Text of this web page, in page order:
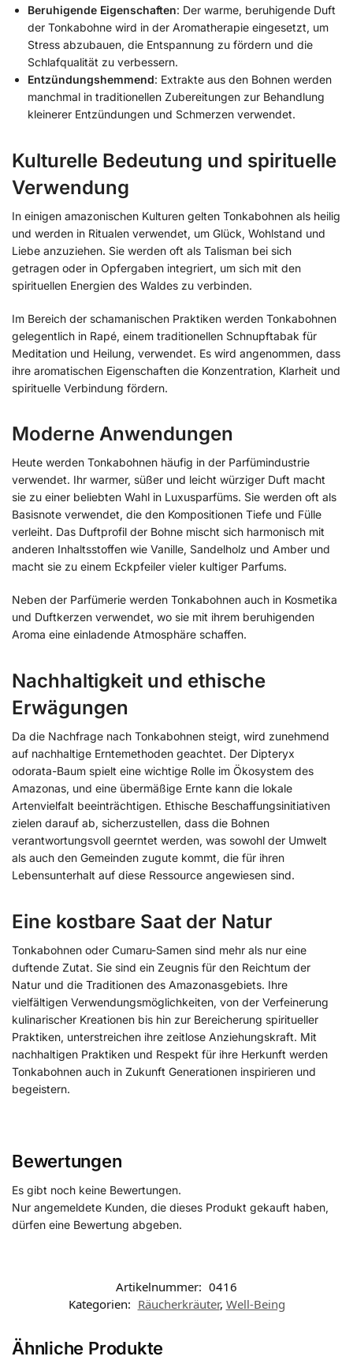
Beruhigende Eigenschaften: Der warme, beruhigende Duft
der Tonkabohne wird in der Aromatherapie eingesetzt, um
Stress abzubauen, die Entspannung zu fördern und die
Schlafqualität zu verbessern.
Entzündungshemmend: Extrakte aus den Bohnen werden
manchmal in traditionellen Zubereitungen zur Behandlung
kleinerer Entzündungen und Schmerzen verwendet.
Kulturelle Bedeutung und spirituelle
Verwendung
In einigen amazonischen Kulturen gelten Tonkabohnen als heilig
und werden in Ritualen verwendet, um Glück, Wohlstand und
Liebe anzuziehen. Sie werden oft als Talisman bei sich
getragen oder in Opfergaben integriert, um sich mit den
spirituellen Energien des Waldes zu verbinden.
Im Bereich der schamanischen Praktiken werden Tonkabohnen
gelegentlich in Rapé, einem traditionellen Schnupftabak für
Meditation und Heilung, verwendet. Es wird angenommen, dass
ihre aromatischen Eigenschaften die Konzentration, Klarheit und
spirituelle Verbindung fördern.
Moderne Anwendungen
Heute werden Tonkabohnen häufig in der Parfümindustrie
verwendet. Ihr warmer, süßer und leicht würziger Duft macht
sie zu einer beliebten Wahl in Luxusparfüms. Sie werden oft als
Basisnote verwendet, die den Kompositionen Tiefe und Fülle
verleiht. Das Duftprofil der Bohne mischt sich harmonisch mit
anderen Inhaltsstoffen wie Vanille, Sandelholz und Amber und
macht sie zu einem Eckpfeiler vieler kultiger Parfums.
Neben der Parfümerie werden Tonkabohnen auch in Kosmetika
und Duftkerzen verwendet, wo sie mit ihrem beruhigenden
Aroma eine einladende Atmosphäre schaffen.
Nachhaltigkeit und ethische
Erwägungen
Da die Nachfrage nach Tonkabohnen steigt, wird zunehmend
auf nachhaltige Erntemethoden geachtet. Der Dipteryx
odorata-Baum spielt eine wichtige Rolle im Ökosystem des
Amazonas, und eine übermäßige Ernte kann die lokale
Artenvielfalt beeinträchtigen. Ethische Beschaffungsinitiativen
zielen darauf ab, sicherzustellen, dass die Bohnen
verantwortungsvoll geerntet werden, was sowohl der Umwelt
als auch den Gemeinden zugute kommt, die für ihren
Lebensunterhalt auf diese Ressource angewiesen sind.
Eine kostbare Saat der Natur
Tonkabohnen oder Cumaru-Samen sind mehr als nur eine
duftende Zutat. Sie sind ein Zeugnis für den Reichtum der
Natur und die Traditionen des Amazonasgebiets. Ihre
vielfältigen Verwendungsmöglichkeiten, von der Verfeinerung
kulinarischer Kreationen bis hin zur Bereicherung spiritueller
Praktiken, unterstreichen ihre zeitlose Anziehungskraft. Mit
nachhaltigen Praktiken und Respekt für ihre Herkunft werden
Tonkabohnen auch in Zukunft Generationen inspirieren und
begeistern.
Bewertungen
Es gibt noch keine Bewertungen.
Nur angemeldete Kunden, die dieses Produkt gekauft haben,
dürfen eine Bewertung abgeben.
Artikelnummer: 0416
Kategorien: Räucherkräuter, Well-Being
Ähnliche Produkte